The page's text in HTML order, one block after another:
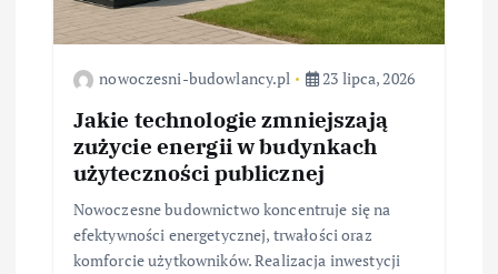
nowoczesni-budowlancy.pl 23 lipca, 2026
Jakie technologie zmniejszają
zużycie energii w budynkach
użyteczności publicznej
Nowoczesne budownictwo koncentruje się na
efektywności energetycznej, trwałości oraz
komforcie użytkowników. Realizacja inwestycji